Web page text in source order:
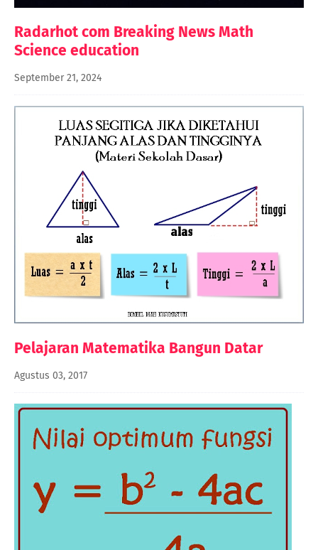
Radarhot com Breaking News Math
Science education
September 21, 2024
Pelajaran Matematika Bangun Datar
Agustus 03, 2017